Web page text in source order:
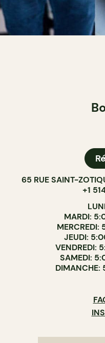
65 RUE SAINT-
+1
MARDI:
MERCREDI:
JEUDI:
VENDREDI:
SAMEDI:
DIMANCHE: